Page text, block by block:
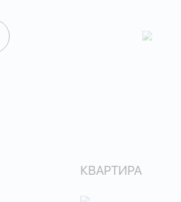
КВАРТИРА